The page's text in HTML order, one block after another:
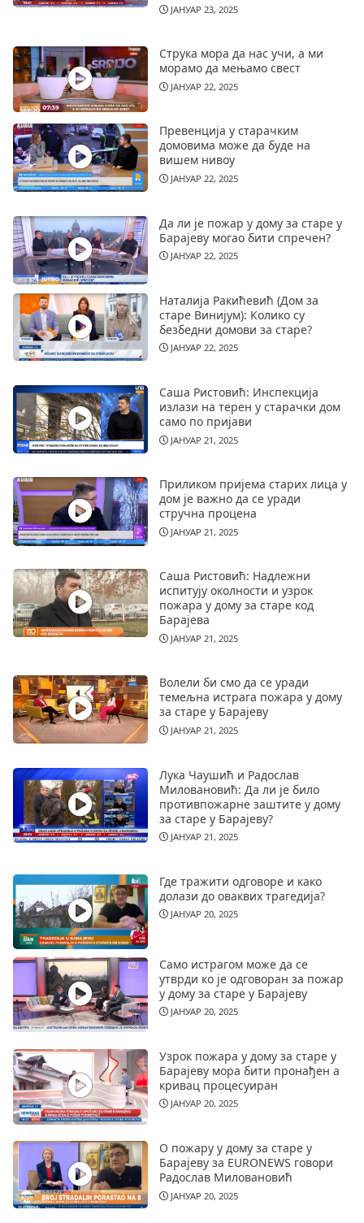
ЈАНУАР 23, 2025
Струка мора да нас учи, а ми
морамо да мењамо свест
ЈАНУАР 22, 2025
Превенција у старачким
домовима може да буде на
вишем нивоу
ЈАНУАР 22, 2025
Да ли је пожар у дому за старе у
Барајеву могао бити спречен?
ЈАНУАР 22, 2025
Наталија Ракићевић (Дом за
старе Винијум): Колико су
безбедни домови за старе?
ЈАНУАР 22, 2025
Саша Ристовић: Инспекција
излази на терен у старачки дом
само по пријави
ЈАНУАР 21, 2025
Приликом пријема старих лица у
дом је важно да се уради
стручна процена
ЈАНУАР 21, 2025
Саша Ристовић: Надлежни
испитују околности и узрок
пожара у дому за старе код
Барајева
ЈАНУАР 21, 2025
Волели би смо да се уради
темељна истрага пожара у дому
за старе у Барајеву
ЈАНУАР 21, 2025
Лука Чаушић и Радослав
Миловановић: Да ли је било
противпожарне заштите у дому
за старе у Барајеву?
ЈАНУАР 21, 2025
Где тражити одговоре и како
долази до оваквих трагедија?
ЈАНУАР 20, 2025
Само истрагом може да се
утврди ко је одговоран за пожар
у дому за старе у Барајеву
ЈАНУАР 20, 2025
Узрок пожара у дому за старе у
Барајеву мора бити пронађен а
кривац процесуиран
ЈАНУАР 20, 2025
О пожару у дому за старе у
Барајеву за EURONEWS говори
Радослав Миловановић
ЈАНУАР 20, 2025